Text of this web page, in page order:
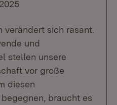
verändert sich rasant.
und
stellen unsere
vor große
diesen
braucht es